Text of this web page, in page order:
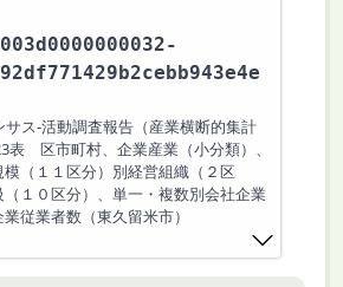
サス‐活動調査報告（産業横断的集計
表 区市町村、企業産業（小分類）、
（１１区分）別経営組織（２区
１０区分）、単一・複数別会社企業
従業者数（東久留米市）